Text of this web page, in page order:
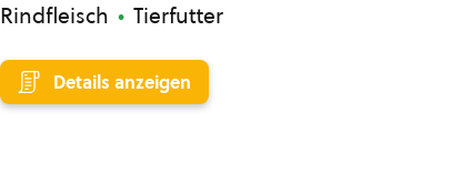
Rindfleisch
Tierfutter
Details anzeigen